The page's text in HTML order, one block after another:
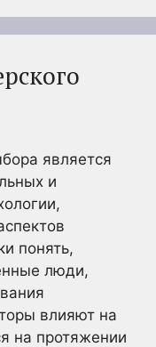
является
и
понять,
люди,
влияют на
на протяжении